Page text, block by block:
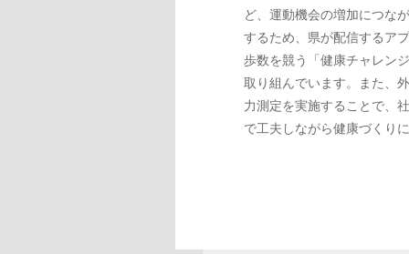
ど、運動機会の増加につな
するため、県が配信するア
歩数を競う「健康チャレン
取り組んでいます。また、
力測定を実施することで、
で工夫しながら健康づくり